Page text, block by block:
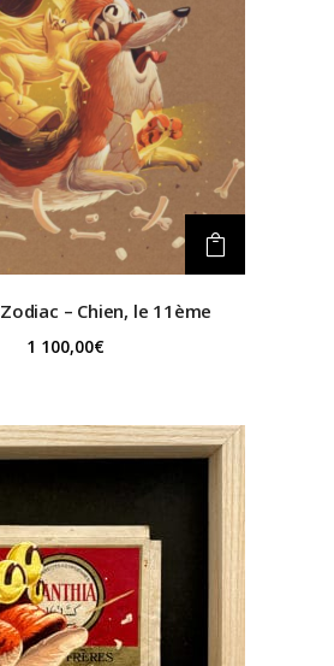
Zodiac – Chien, le 11ème
1 100,00€